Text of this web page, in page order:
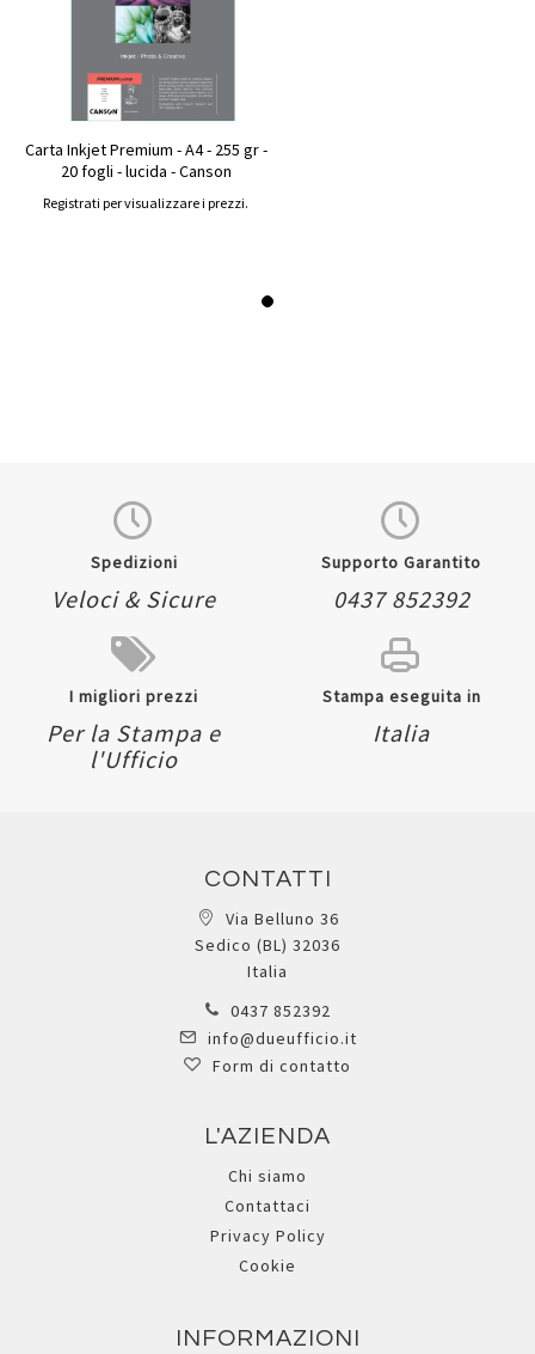
Carta Inkjet Premium - A4 - 255 gr -
20 fogli - lucida - Canson
Registrati per visualizzare i prezzi.
Spedizioni
Veloci & Sicure
Supporto Garantito
0437 852392
I migliori prezzi
Per la Stampa e
l'Ufficio
Stampa eseguita in
Italia
CONTATTI
Via Belluno 36
Sedico (BL) 32036
Italia
0437 852392
info@dueufficio.it
Form di contatto
L'AZIENDA
Chi siamo
Contattaci
Privacy Policy
Cookie
INFORMAZIONI